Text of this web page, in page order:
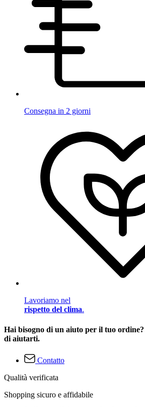
Consegna in 2 giorni
Lavoriamo nel
rispetto del clima.
Hai bisogno di un aiuto per il tuo
di aiutarti.
Contatto
Qualità verificata
Shopping sicuro e affidabile